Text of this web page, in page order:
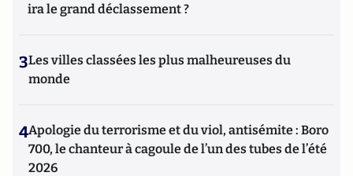
ira le grand déclassement ?
3Les villes classées les plus malheureuses du
monde
4Apologie du terrorisme et du viol, antisémite : Boro
700, le chanteur à cagoule de l’un des tubes de l’été
2026